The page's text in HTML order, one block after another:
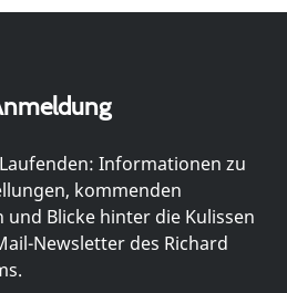
Informationen zu
kommenden
Blicke hinter die Kulissen
Newsletter des Richard